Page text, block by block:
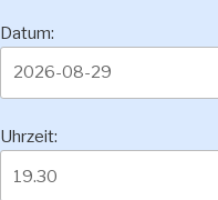
Datum:
Uhrzeit: